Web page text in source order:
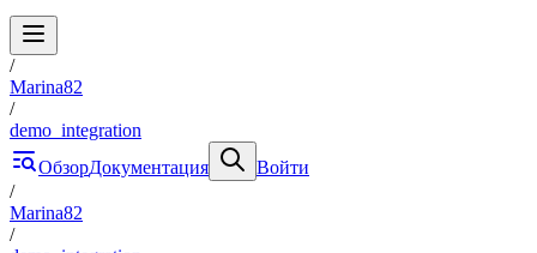
/
Marina82
/
demo_integration
ОбзорДокументация
Войти
/
Marina82
/